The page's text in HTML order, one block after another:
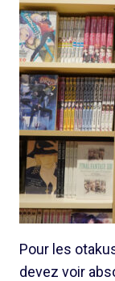
Pour les
devez voir